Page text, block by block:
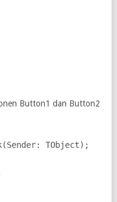
Button1 dan Button2
TObject);